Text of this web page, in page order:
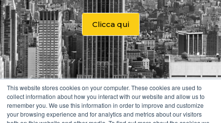
This website stores cookies on your computer. These cookies are used to
collect information about how you interact with our website and allow us to
remember you. We use this information in order to improve and customize
your browsing experience and for analytics and metrics about our visitors
Clicca qui
Search Search Button